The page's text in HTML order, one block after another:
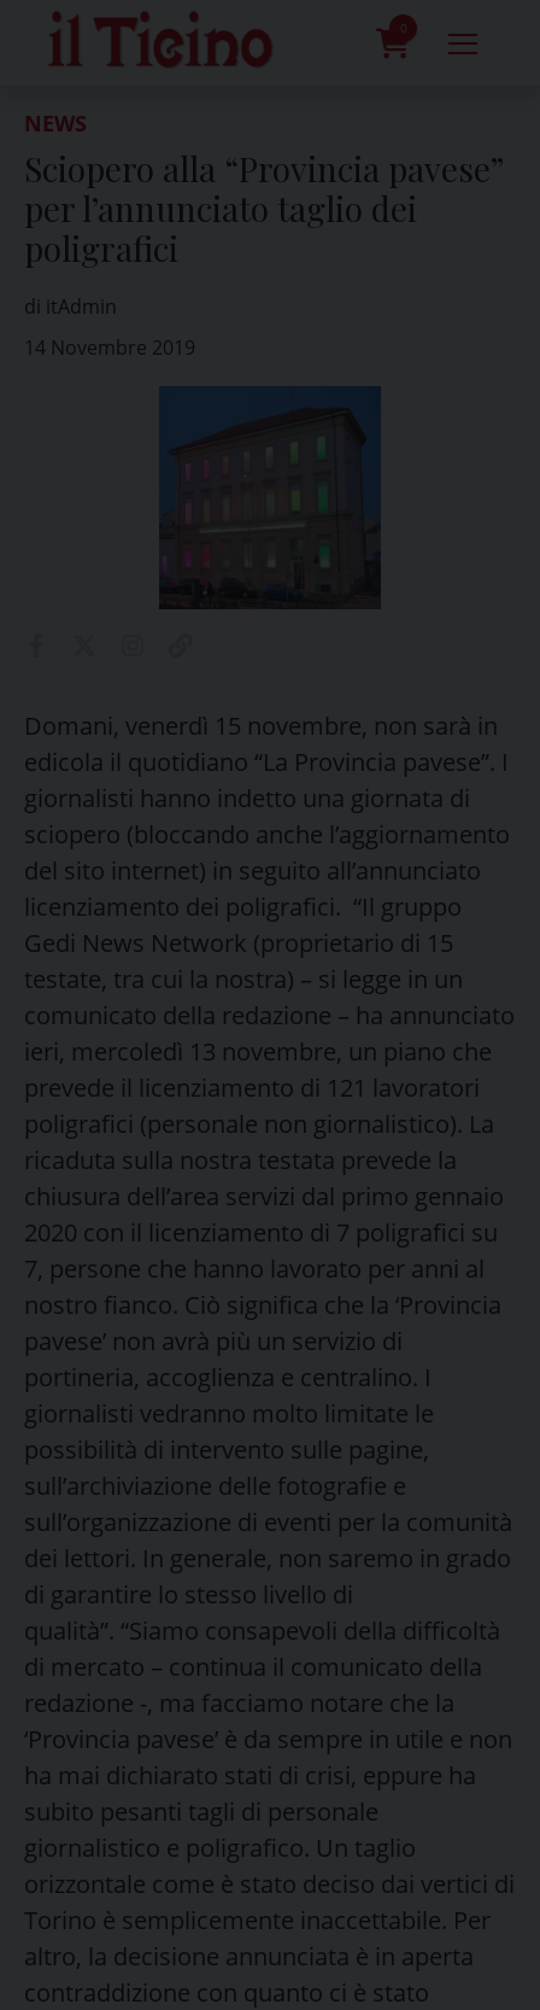
content
0
NEWS
Sciopero alla “Provincia pavese”
per l’annunciato taglio dei
poligrafici
di itAdmin
14 Novembre 2019
Domani, venerdì 15 novembre, non sarà in
edicola il quotidiano “La Provincia pavese”. I
giornalisti hanno indetto una giornata di
sciopero (bloccando anche l’aggiornamento
del sito internet) in seguito all’annunciato
licenziamento dei poligrafici. “Il gruppo
Gedi News Network (proprietario di 15
testate, tra cui la nostra) – si legge in un
comunicato della redazione – ha annunciato
ieri, mercoledì 13 novembre, un piano che
prevede il licenziamento di 121 lavoratori
poligrafici (personale non giornalistico). La
ricaduta sulla nostra testata prevede la
chiusura dell’area servizi dal primo gennaio
2020 con il licenziamento di 7 poligrafici su
7, persone che hanno lavorato per anni al
nostro fianco. Ciò significa che la ‘Provincia
pavese’ non avrà più un servizio di
portineria, accoglienza e centralino. I
giornalisti vedranno molto limitate le
possibilità di intervento sulle pagine,
sull’archiviazione delle fotografie e
sull’organizzazione di eventi per la comunità
dei lettori. In generale, non saremo in grado
di garantire lo stesso livello di
qualità”. “Siamo consapevoli della difficoltà
di mercato – continua il comunicato della
redazione -, ma facciamo notare che la
‘Provincia pavese’ è da sempre in utile e non
ha mai dichiarato stati di crisi, eppure ha
subito pesanti tagli di personale
giornalistico e poligrafico. Un taglio
orizzontale come è stato deciso dai vertici di
Torino è semplicemente inaccettabile. Per
altro, la decisione annunciata è in aperta
contraddizione con quanto ci è stato